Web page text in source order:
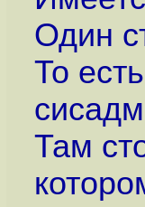
Один
То
Там